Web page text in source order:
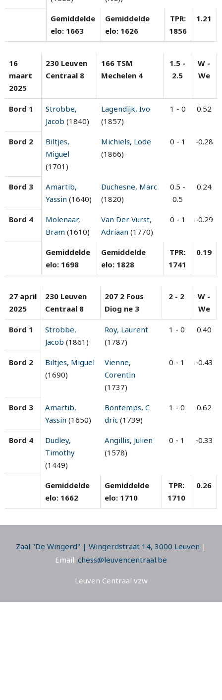
Gemiddelde
elo: 1663
Gemiddelde
elo: 1626
TPR:
1856
1.21
16
maart
2025
230 Leuven
Centraal 8
166 TSM
Mechelen 4
1.5 -
2.5
W -
We
Bord 1
Strobbe,
Jacob (1840)
Lagendijk, Ivo
(1857)
1 - 0 0.52
Bord 2
Biltjes,
Miguel
(1701)
Michiels, Lode
(1866)
0 - 1 -0.28
Bord 3
Amartib,
Yassin (1640)
Duchesne, Marc
(1820)
0.5 -
0.5
0.24
Bord 4
Molenaar,
Bram (1610)
Van Der Vurst,
Adriaan (1770)
0 - 1 -0.29
Gemiddelde
elo: 1698
Gemiddelde
elo: 1828
TPR:
1741
0.19
27 april
2025
230 Leuven
Centraal 8
207 2 Fous
Diog ne 3
2 - 2
W -
We
Bord 1
Strobbe,
Jacob (1861)
Roy, Laurent
(1787)
1 - 0 0.40
Bord 2
Biltjes, Miguel
(1690)
Vienne,
Corentin
(1737)
0 - 1 -0.43
Bord 3
Amartib,
Yassin (1650)
Bontemps, C
dric (1739)
1 - 0 0.62
Bord 4
Dudley,
Timothy
(1449)
Angillis, Julien
(1578)
0 - 1 -0.33
Gemiddelde
elo: 1662
Gemiddelde
elo: 1710
TPR:
1710
0.26
Zaal "De Wingerd" | Wingerdstraat 14, 3000 Leuven |
Email: chess@leuvencentraal.be
Leuven Centraal vzw